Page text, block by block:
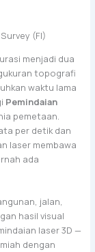
menjadi dua
topografi
waktu lama
Pemindaian
pemetaan.
per detik dan
laser membawa
ada
jalan,
hasil visual
laser 3D —
dengan